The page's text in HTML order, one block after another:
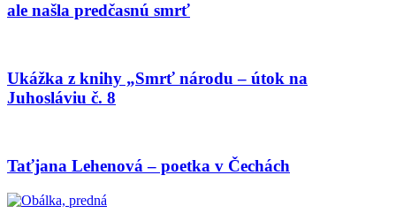
ale našla predčasnú smrť
Ukážka z knihy „Smrť národu – útok na
Juhosláviu č. 8
Taťjana Lehenová – poetka v Čechách